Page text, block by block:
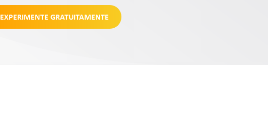
EXPERIMENTE GRATUITAMENTE